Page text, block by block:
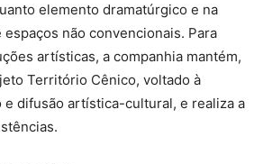
elemento dramatúrgico e na
não convencionais. Para
artísticas, a companhia mantém,
Território Cênico, voltado à
e difusão artística-cultural, e realiza a